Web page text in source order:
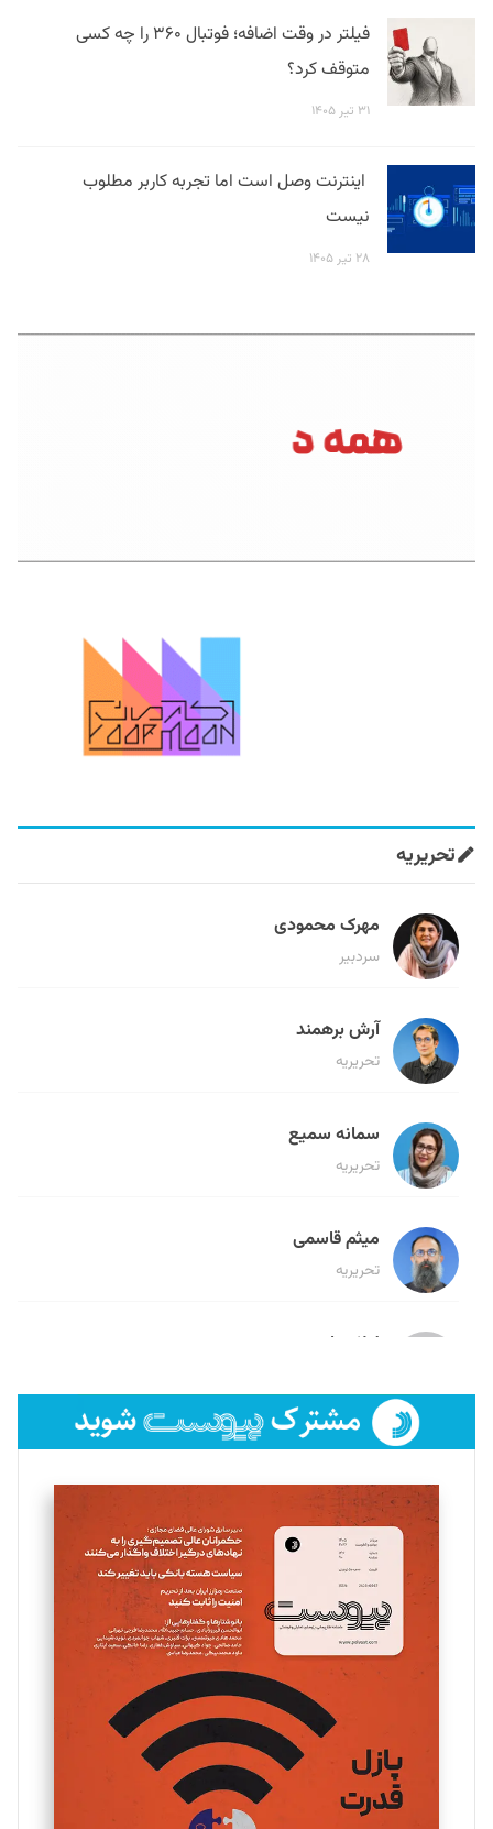
فیلتر در وقت اضافه؛ فوتبال ۳۶۰ را چه کسی
متوقف کرد؟
۳۱ تیر ۱۴۰۵
اینترنت وصل است اما تجربه کاربر مطلوب
نیست
۲۸ تیر ۱۴۰۵
تحریریه
مهرک محمودی
سردبیر
آرش برهمند
تحریریه
سمانه سمیع
تحریریه
میثم قاسمی
تحریریه
لیلا حنارود
فائزه فتحی رستمی
تحریریه
سروش کرمیان
تحریریه
مینا پاکدل
یسنا امان‌پور
تحریریه